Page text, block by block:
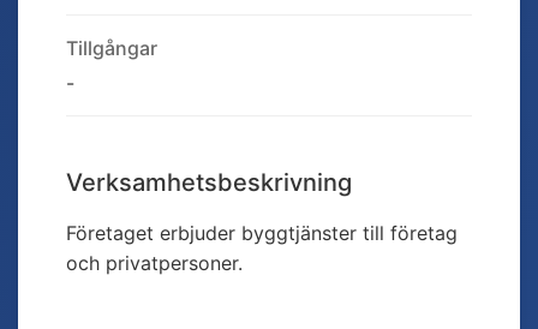
Tillgångar
-
Verksamhetsbeskrivning
Företaget erbjuder byggtjänster till företag
och privatpersoner.